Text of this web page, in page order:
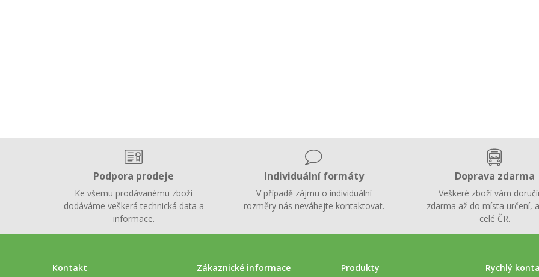
Podpora prodeje
Ke všemu prodávanému zboží
dodáváme veškerá technická data a
informace.
Individuální formáty
V případě zájmu o individuální
rozměry nás neváhejte kontaktovat.
Doprava zdarma
Veškeré zboží vám
zdarma až do místa určení,
celé ČR.
Kontakt Zákaznické informace Produkty Rychlý